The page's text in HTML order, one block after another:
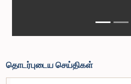
தொடர்புடைய செய்திகள்